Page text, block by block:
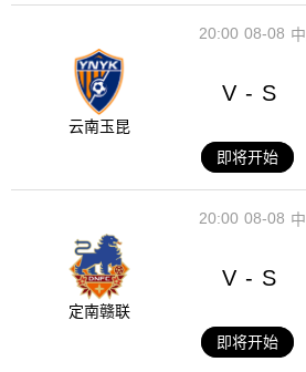
08-08
20:00
云南玉昆
V - S
即将开始
08-08
20:00
定南赣联
V - S
即将开始